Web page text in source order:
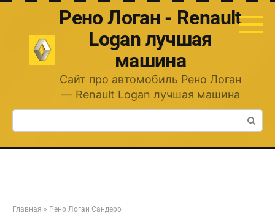
Перейти
Рено Логан - Renault
Logan лучшая
машина
Сайт про автомобиль Рено Логан
— Renault Logan лучшая машина
Поиск:
Главная » Рено Логан Сандеро